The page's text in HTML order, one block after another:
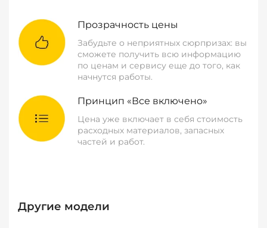
Прозрачность цены
Забудьте о неприятных сюрпризах: вы
сможете получить всю информацию
по ценам и сервису еще до того, как
начнутся работы.
Принцип «Все включено»
Цена уже включает в себя стоимость
расходных материалов, запасных
частей и работ.
Другие модели